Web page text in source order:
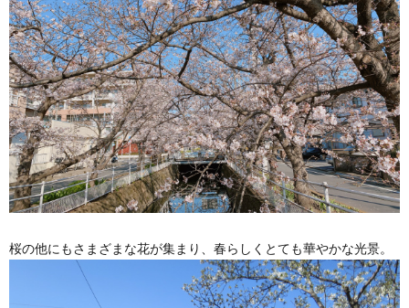
桜の他にもさまざまな花が集まり、春らしくとても華やかな光景。